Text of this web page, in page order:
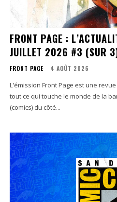
FRONT PAGE :
JUILLET 2026 #3 (SUR
FRONT PAGE 4 AOÛT 2026
L'émission Front Page est une
tout ce qui touche le monde de la
(comics) du côté...